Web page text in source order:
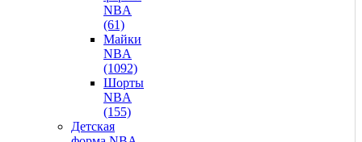
NBA
(61)
Майки
NBA
(1092)
Шорты
NBA
(155)
Детская